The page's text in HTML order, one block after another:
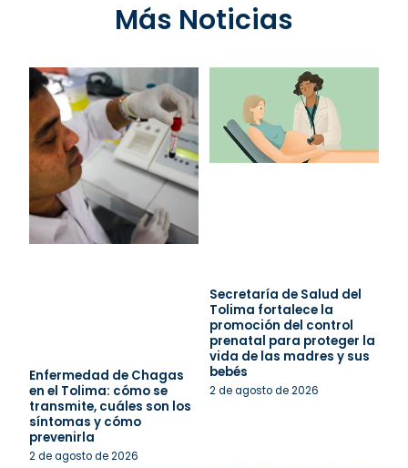
Más Noticias
Enfermedad de Chagas
en el Tolima: cómo se
transmite, cuáles son los
síntomas y cómo
prevenirla
2 de agosto de 2026
Secretaría de Salud del
Tolima fortalece la
promoción del control
prenatal para proteger la
vida de las madres y sus
bebés
2 de agosto de 2026